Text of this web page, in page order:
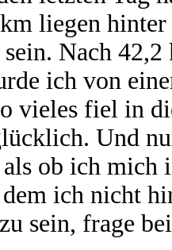
liegen
Nach
ich von
vieles fiel in
Und
ob ich mich
ich nicht
sein, frage